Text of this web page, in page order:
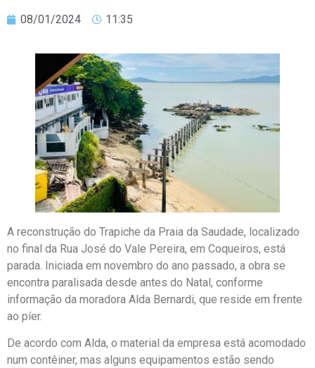
08/01/2024 11:35
A reconstrução do Trapiche da Praia da Saudade, localizado
no final da Rua José do Vale Pereira, em Coqueiros, está
parada. Iniciada em novembro do ano passado, a obra se
encontra paralisada desde antes do Natal, conforme
informação da moradora Alda Bernardi, que reside em frente
ao píer.
De acordo com Alda, o material da empresa está acomodado
num contêiner, mas alguns equipamentos estão sendo